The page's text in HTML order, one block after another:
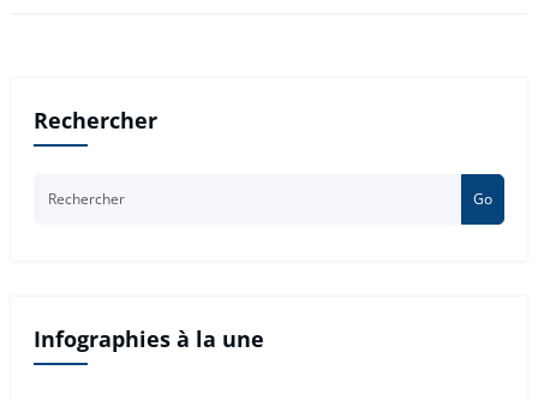
Rechercher
Go
Infographies à la une